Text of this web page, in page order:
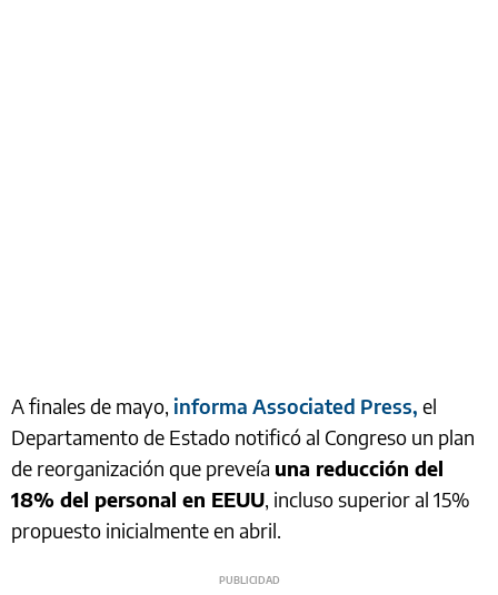
A finales de mayo, informa Associated Press, el
Departamento de Estado notificó al Congreso un plan
de reorganización que preveía una reducción del
18% del personal en EEUU, incluso superior al 15%
propuesto inicialmente en abril.